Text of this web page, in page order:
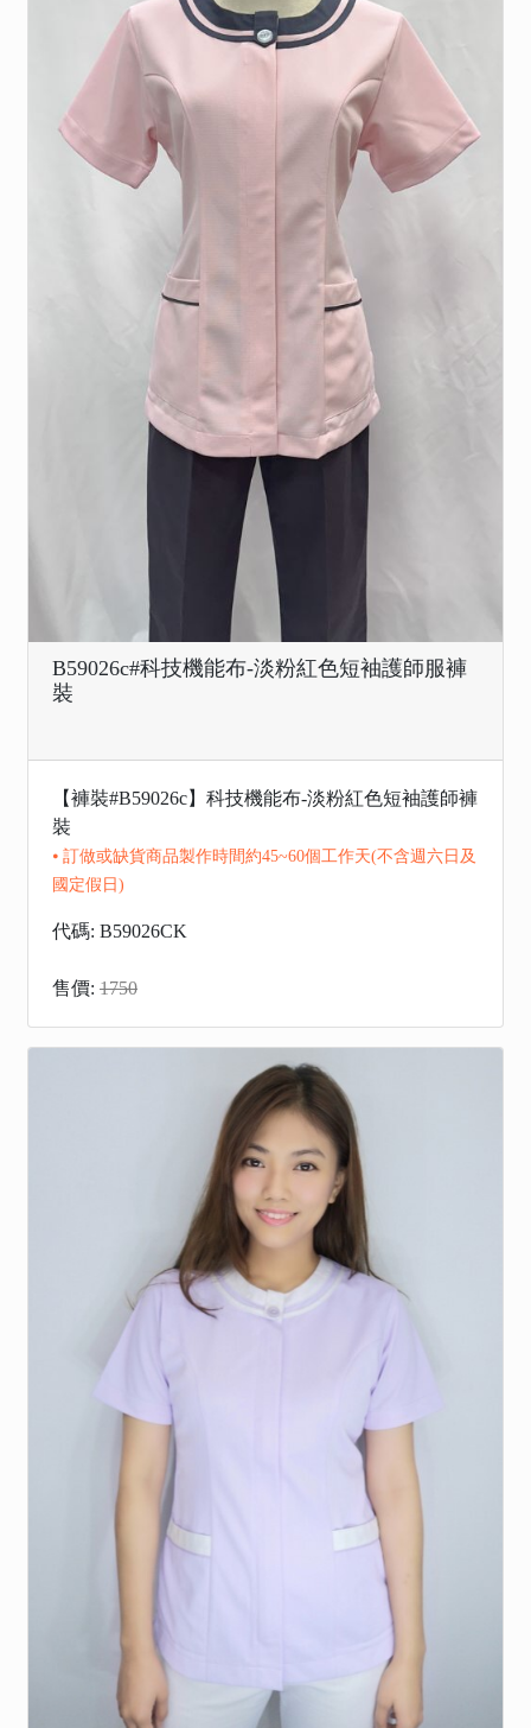
B59026c#科技機能布-淡粉紅色短袖護師服褲
裝
【褲裝#B59026c】科技機能布-淡粉紅色短袖護師褲
裝
⦁ 訂做或缺貨商品製作時間約45~60個工作天(不含週六日及
國定假日)
代碼: B59026CK
售價: 1750